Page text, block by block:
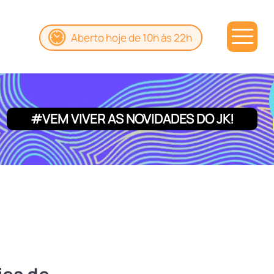
Aberto hoje de 10h às 22h
#VEM VIVER AS NOVIDADES DO JK!